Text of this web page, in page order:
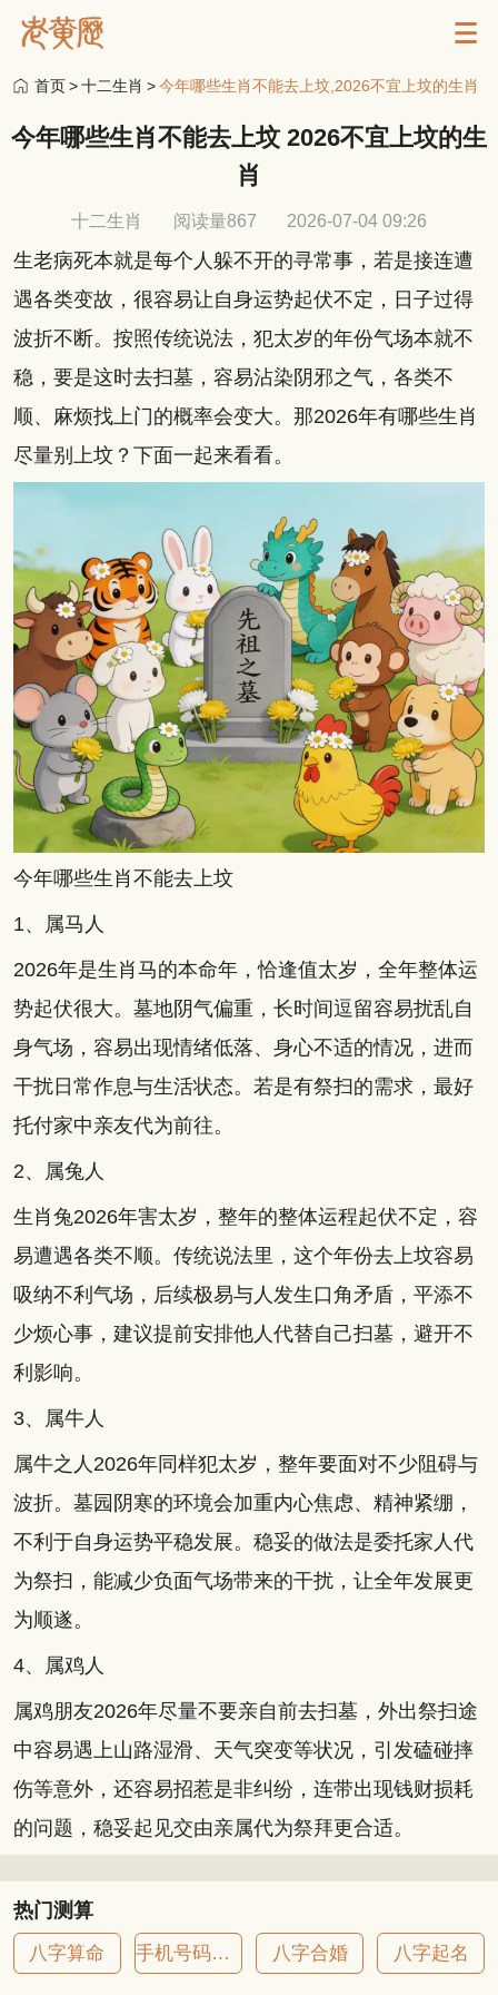
首页>十二生肖 >今年哪些生肖不能去上坟,2026不宜上坟的生肖
今年哪些生肖不能去上坟 2026不宜上坟的生
肖
十二生肖 阅读量867 2026-07-04 09:26
生老病死本就是每个人躲不开的寻常事，若是接连遭
遇各类变故，很容易让自身运势起伏不定，日子过得
波折不断。按照传统说法，犯太岁的年份气场本就不
稳，要是这时去扫墓，容易沾染阴邪之气，各类不
顺、麻烦找上门的概率会变大。那2026年有哪些生肖
尽量别上坟？下面一起来看看。
今年哪些生肖不能去上坟
1、属马人
2026年是生肖马的本命年，恰逢值太岁，全年整体运
势起伏很大。墓地阴气偏重，长时间逗留容易扰乱自
身气场，容易出现情绪低落、身心不适的情况，进而
干扰日常作息与生活状态。若是有祭扫的需求，最好
托付家中亲友代为前往。
2、属兔人
生肖兔2026年害太岁，整年的整体运程起伏不定，容
易遭遇各类不顺。传统说法里，这个年份去上坟容易
吸纳不利气场，后续极易与人发生口角矛盾，平添不
少烦心事，建议提前安排他人代替自己扫墓，避开不
利影响。
3、属牛人
属牛之人2026年同样犯太岁，整年要面对不少阻碍与
波折。墓园阴寒的环境会加重内心焦虑、精神紧绷，
不利于自身运势平稳发展。稳妥的做法是委托家人代
为祭扫，能减少负面气场带来的干扰，让全年发展更
为顺遂。
4、属鸡人
属鸡朋友2026年尽量不要亲自前去扫墓，外出祭扫途
中容易遇上山路湿滑、天气突变等状况，引发磕碰摔
伤等意外，还容易招惹是非纠纷，连带出现钱财损耗
的问题，稳妥起见交由亲属代为祭拜更合适。
热门测算
八字算命 手机号码吉凶 八字合婚 八字起名